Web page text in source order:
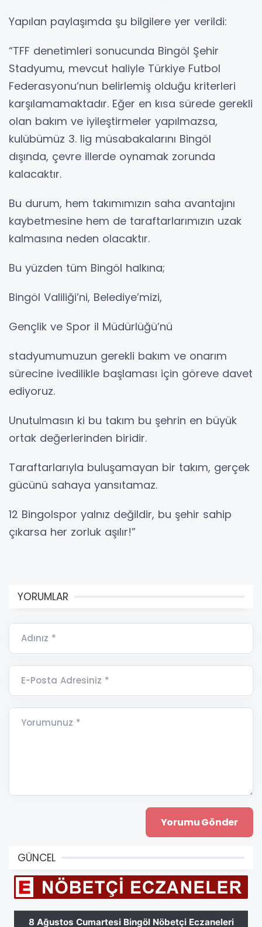
Yapılan paylaşımda şu bilgilere yer verildi:
“TFF denetimleri sonucunda Bingöl Şehir
Stadyumu, mevcut haliyle Türkiye Futbol
Federasyonu’nun belirlemiş olduğu kriterleri
karşılamamaktadır. Eğer en kısa sürede gerekli
olan bakım ve iyileştirmeler yapılmazsa,
kulübümüz 3. lig müsabakalarını Bingöl
dışında, çevre illerde oynamak zorunda
kalacaktır.
Bu durum, hem takımımızın saha avantajını
kaybetmesine hem de taraftarlarımızın uzak
kalmasına neden olacaktır.
Bu yüzden tüm Bingöl halkına;
Bingöl Valiliği’ni, Belediye’mizi,
Gençlik ve Spor il Müdürlüğü’nü
stadyumumuzun gerekli bakım ve onarım
sürecine ivedilikle başlaması için göreve davet
ediyoruz.
Unutulmasın ki bu takım bu şehrin en büyük
ortak değerlerinden biridir.
Taraftarlarıyla buluşamayan bir takım, gerçek
gücünü sahaya yansıtamaz.
12 Bingolspor yalnız değildir, bu şehir sahip
çıkarsa her zorluk aşılır!”
YORUMLAR
Adınız *
E-Posta Adresiniz *
Yorumunuz *
GÜNCEL